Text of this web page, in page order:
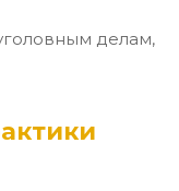
делам,